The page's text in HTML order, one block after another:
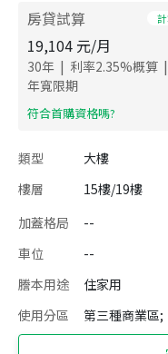
房貸試算
19,104 元/月
30年 | 利率2.35%概算 |
年寬限期
​符合首購資格嗎?
類型 大樓
樓層
15樓/19樓
加蓋格局
--
車位
--
謄本用途
住家用
使用分區
第三種商業區;